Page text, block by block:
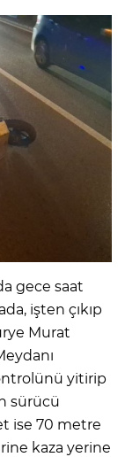
gece saat
işten çıkıp
Murat
yitirip
sürücü
ise 70 metre
kaza yerine